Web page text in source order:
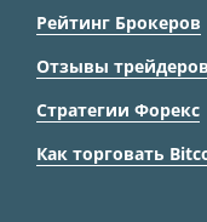
Рейтинг Брокеров
Отзывы трейдеров
Стратегии Форекс
Как торговать